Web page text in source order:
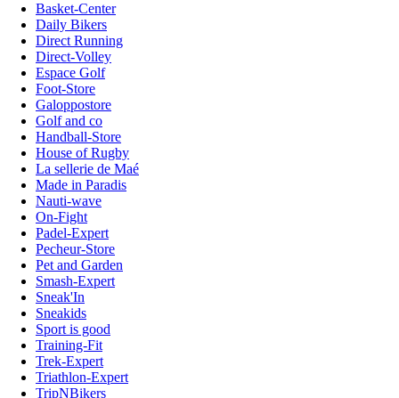
Basket-Center
Daily Bikers
Direct Running
Direct-Volley
Espace Golf
Foot-Store
Galoppostore
Golf and co
Handball-Store
House of Rugby
La sellerie de Maé
Made in Paradis
Nauti-wave
On-Fight
Padel-Expert
Pecheur-Store
Pet and Garden
Smash-Expert
Sneak'In
Sneakids
Sport is good
Training-Fit
Trek-Expert
Triathlon-Expert
TripNBikers